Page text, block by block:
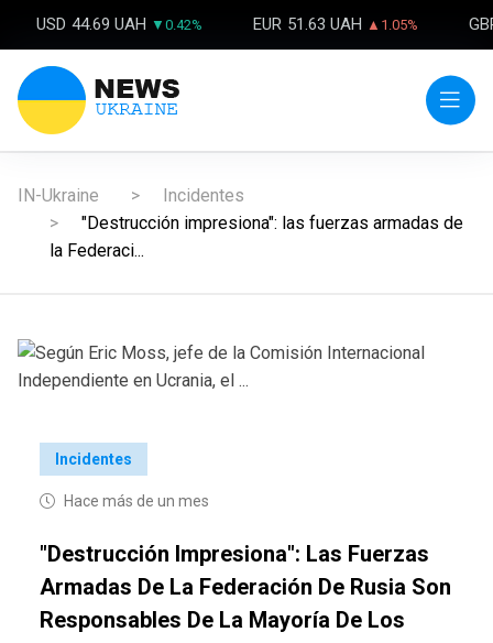
USD 44.69 UAH ▼0.42% EUR 51.63 UAH ▲1.05%
IN-Ukraine
Incidentes
"Destrucción impresiona": las fuerzas armadas de
la Federaci...
Incidentes
Hace más de un mes
"Destrucción Impresiona": Las Fuerzas
Armadas De La Federación De Rusia Son
Responsables De La Mayoría De Los